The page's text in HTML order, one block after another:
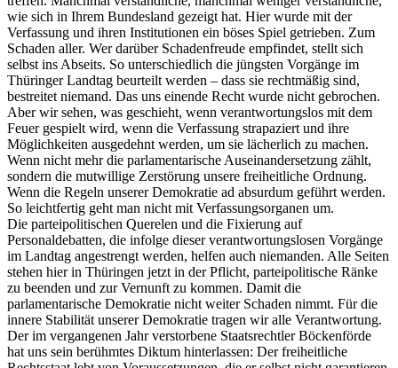
wie sich in Ihrem Bundesland gezeigt hat. Hier wurde mit der
Verfassung und ihren Institutionen ein böses Spiel getrieben. Zum
Schaden aller. Wer darüber Schadenfreude empfindet, stellt sich
selbst ins Abseits. So unterschiedlich die jüngsten Vorgänge im
Thüringer Landtag beurteilt werden – dass sie rechtmäßig sind,
bestreitet niemand. Das uns einende Recht wurde nicht gebrochen.
Aber wir sehen, was geschieht, wenn verantwortungslos mit dem
Feuer gespielt wird, wenn die Verfassung strapaziert und ihre
Möglichkeiten ausgedehnt werden, um sie lächerlich zu machen.
Wenn nicht mehr die parlamentarische Auseinandersetzung zählt,
sondern die mutwillige Zerstörung unsere freiheitliche Ordnung.
Wenn die Regeln unserer Demokratie ad absurdum geführt werden.
So leichtfertig geht man nicht mit Verfassungsorganen um.
Die parteipolitischen Querelen und die Fixierung auf
Personaldebatten, die infolge dieser verantwortungslosen Vorgänge
im Landtag angestrengt werden, helfen auch niemanden. Alle Seiten
stehen hier in Thüringen jetzt in der Pflicht, parteipolitische Ränke
zu beenden und zur Vernunft zu kommen. Damit die
parlamentarische Demokratie nicht weiter Schaden nimmt. Für die
innere Stabilität unserer Demokratie tragen wir alle Verantwortung.
Der im vergangenen Jahr verstorbene Staatsrechtler Böckenförde
hat uns sein berühmtes Diktum hinterlassen: Der freiheitliche